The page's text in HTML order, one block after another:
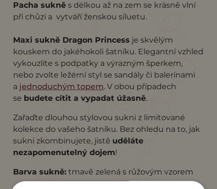
Pacha sukně s délkou až na zem se krásně vlní
při chůzi a vytváří ženskou siluetu.
Maxi sukně Dragon Princess je skvělým
kouskem do jakéhokoli šatníku. Elegantní vzhled
vykouzlíte s podpatky a výrazným šperkem,
nebo zvolte ležérní styl se sandály či balerínami
a jednoduchým topem. V obou případech
se budete cítit a vypadat úžasně.
Zařaďte dlouhou stylovou sukni z limitované
kolekce do vašeho šatníku. Bez ohledu na to, jak
sukni zkombinujete, jistě uděláte
nezapomenutelný dojem!
Barva sukně: tmavě zelená s růžovým vzorem